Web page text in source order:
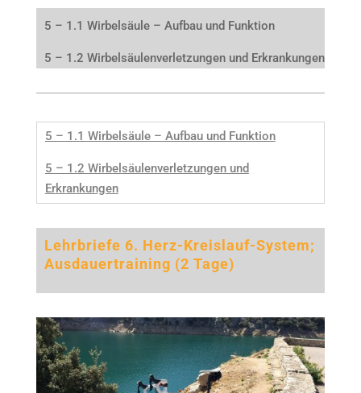
5 – 1.1 Wirbelsäule – Aufbau und Funktion
5 – 1.2 Wirbelsäulenverletzungen und Erkrankungen
5 – 1.1 Wirbelsäule – Aufbau und Funktion
5 – 1.2 Wirbelsäulenverletzungen und
Erkrankungen
Lehrbriefe 6. Herz-Kreislauf-System;
Ausdauertraining (2 Tage)